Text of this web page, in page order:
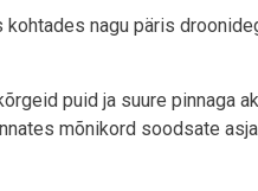
nagu päris
puid ja suure pinnaga
mõnikord soodsate